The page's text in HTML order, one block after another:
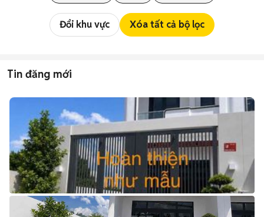
Đổi khu vực Xóa tất cả bộ lọc
Tin đăng mới